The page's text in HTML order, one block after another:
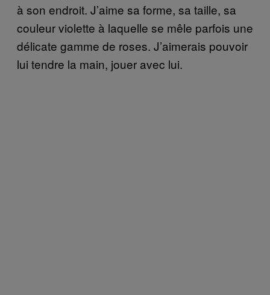
à son endroit. J’aime sa forme, sa taille, sa
couleur violette à laquelle se mêle parfois une
délicate gamme de roses. J’aimerais pouvoir
lui tendre la main, jouer avec lui.